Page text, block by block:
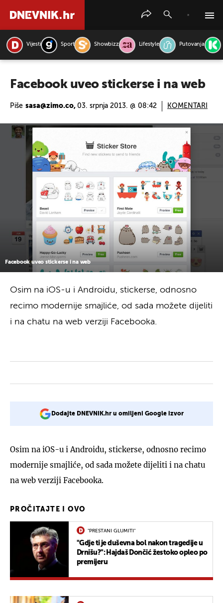
Vijesti Sport Showbizz Lifestyle Putovanja
Facebook uveo stickerse i na web
Piše sasa@zimo.co, 03. srpnja 2013. @ 08:42 KOMENTARI
Facebook uveo stickerse i na web
Osim na iOS-u i Androidu, stickerse, odnosno
recimo modernije smajliće, od sada možete dijeliti
i na chatu na web verziji Facebooka.
Dodajte DNEVNIK.hr u omiljeni Google izvor
Osim na iOS-u i Androidu, stickerse, odnosno recimo
modernije smajliće, od sada možete dijeliti i na chatu
na web verziji Facebooka.
PROČITAJTE I OVO
"PRESTANI GLUMITI"
"Gdje ti je duševna bol nakon tragedije u
Drnišu?": Hajdaš Dončić žestoko opleo po
premijeru
PRETRAŽITE VIJESTI